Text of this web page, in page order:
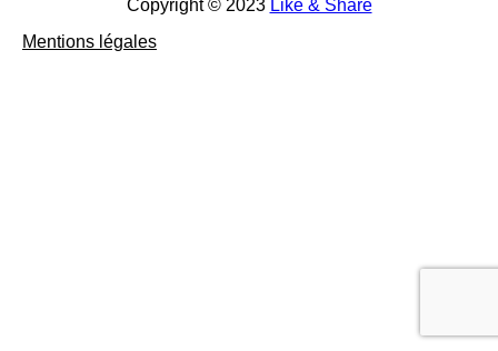
Copyright © 2023 Like & Share
Mentions légales